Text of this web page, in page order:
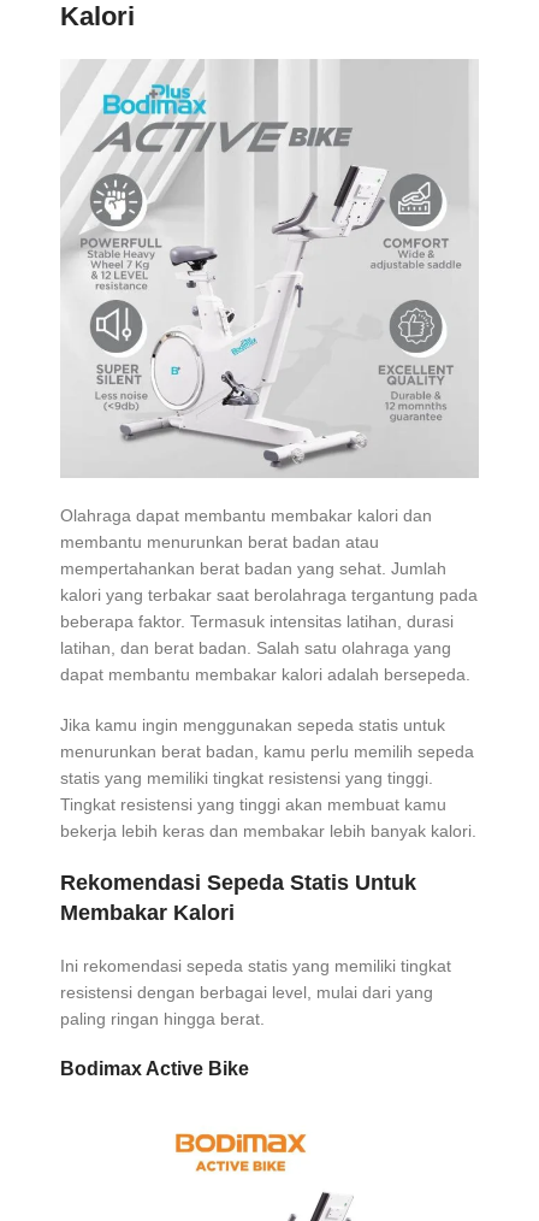
Kalori
Olahraga dapat membantu membakar kalori dan
membantu menurunkan berat badan atau
mempertahankan berat badan yang sehat. Jumlah
kalori yang terbakar saat berolahraga tergantung pada
beberapa faktor. Termasuk intensitas latihan, durasi
latihan, dan berat badan. Salah satu olahraga yang
dapat membantu membakar kalori adalah bersepeda.
Jika kamu ingin menggunakan sepeda statis untuk
menurunkan berat badan, kamu perlu memilih sepeda
statis yang memiliki tingkat resistensi yang tinggi.
Tingkat resistensi yang tinggi akan membuat kamu
bekerja lebih keras dan membakar lebih banyak kalori.
Rekomendasi Sepeda Statis Untuk
Membakar Kalori
Ini rekomendasi sepeda statis yang memiliki tingkat
resistensi dengan berbagai level, mulai dari yang
paling ringan hingga berat.
Bodimax Active Bike